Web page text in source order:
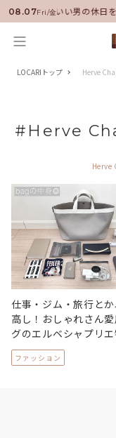
08.07Fri/金
ーに就任！いい男の休日
LOCARIトップ Herve
#Herve
Herve
仕事・ジム・旅行と
高し！おしゃれさん愛
グのエルベシャプリ
ファッション